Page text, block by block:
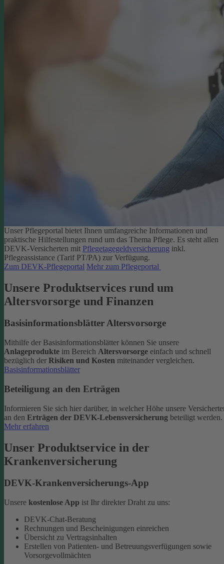
Unser Pflegeportal bietet Ihnen umfangreiche Informationen und
praktische Hilfestellungen rund um das Thema Pflege. Es steht allen
DEVK-Versicherten mit Pflegetagegeldversicherung inkl.
Pflegeassistance (Tarif PT/PA) zur Verfügung.
Zum DEVK-Pflegeportal Mehr zum Pflegeportal
Unsere Produktservices rund um
Altersvorsorge und Finanzen
Basisinformationsblätter Altersvorsorge
Mithilfe der Basisinformationsblätter können Sie unsere
Anlageprodukte im Bereich Altersvorsorge einfach und schnell
bezüglich der Risiken und Kosten miteinander vergleichen.
Basisinformationsblätter
Beteiligung an den Erträgen
Informieren Sie sich hier darüber, in welcher Höhe unsere
an den Erträgen der DEVK-Lebensversicherung beteiligt werden.
Mehr erfahren
Unser Produktservice in der
Krankenversicherung
DEVK-Krankenversicherungs-App
Unsere kostenlose App ist Ihr direkter Draht zu uns:
DEVK-Chat-Beratung
Rechnungen und Bescheinigungen einreichen
Übersicht zu Vertragsinhalten
Erstellen von Patienten- und Betreuungsverfügungen sowie
Vorsorgevollmächten